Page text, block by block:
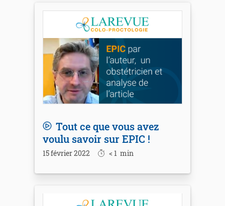
Tout ce que vous avez
voulu savoir sur EPIC !
15 février 2022 < 1 min